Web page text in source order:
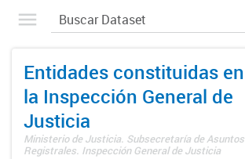
Entidades constituidas en
la Inspección General de
Justicia
Ministerio de Justicia. Subsecretaría de Asuntos
Registrales. Inspección General de Justicia